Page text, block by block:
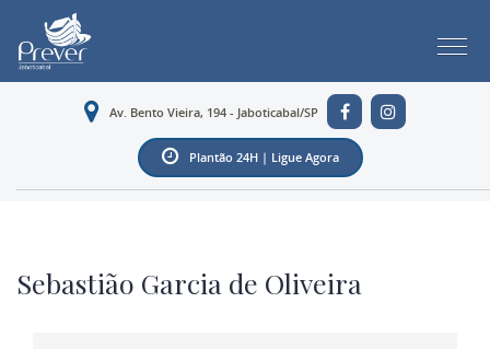
Av. Bento Vieira, 194 - Jaboticabal/SP
Plantão 24H | Ligue Agora
Sebastião Garcia de Oliveira